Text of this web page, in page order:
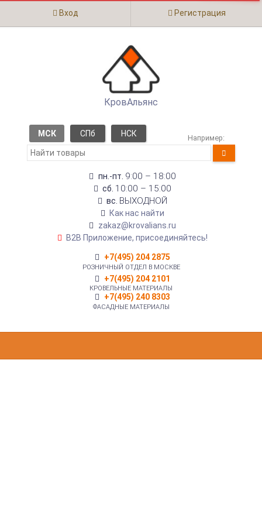
Вход Регистрация
КровАльянс
МСК СПб НСК Например:
пн.-пт. 9:00 – 18:00
сб. 10:00 – 15:00
вс. ВЫХОДНОЙ
Как нас найти
zakaz@krovalians.ru
B2B Приложение, присоединяйтесь!
+7(495) 204 2875
РОЗНИЧНЫЙ ОТДЕЛ В МОСКВЕ
+7(495) 204 2101
КРОВЕЛЬНЫЕ МАТЕРИАЛЫ
+7(495) 240 8303
ФАСАДНЫЕ МАТЕРИАЛЫ